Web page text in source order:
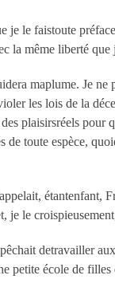
je le faistoute
la même liberté que
maplume. Je ne
les lois de la
plaisirsréels pour
de toute espèce,
étantenfant,
je le
detravailler
petite école de